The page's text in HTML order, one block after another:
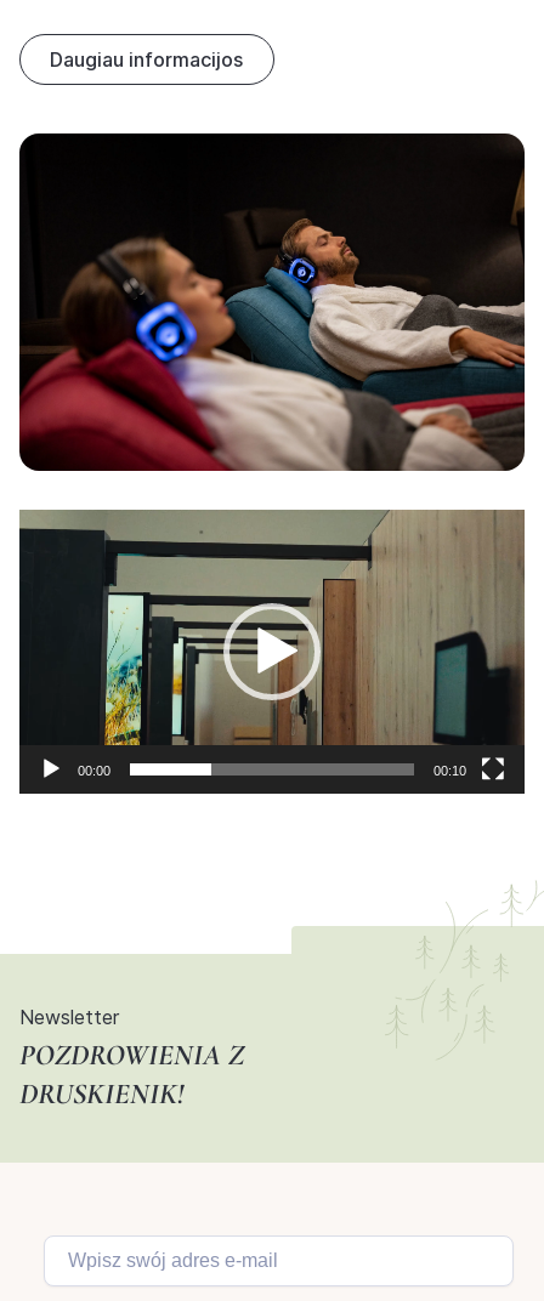
Daugiau informacijos
Odtwarzacz
00:00 00:10
Newsletter
POZDROWIENIA Z
DRUSKIENIK!